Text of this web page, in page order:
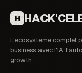
H
L'ecosysteme complet
business avec l'IA,
growth.